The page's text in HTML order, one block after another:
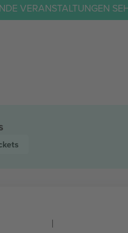
VERANSTALTUNGEN